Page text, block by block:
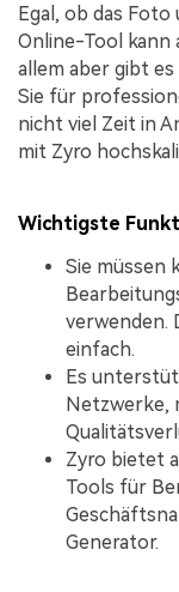
Egal, ob das
Online-Tool kann
allem aber gibt
Sie für
nicht viel Zeit in
mit Zyro
Wichtigste
Sie müssen
verwenden.
einfach.
Es
Netzwerke,
Zyro bietet
Tools für
Generator.